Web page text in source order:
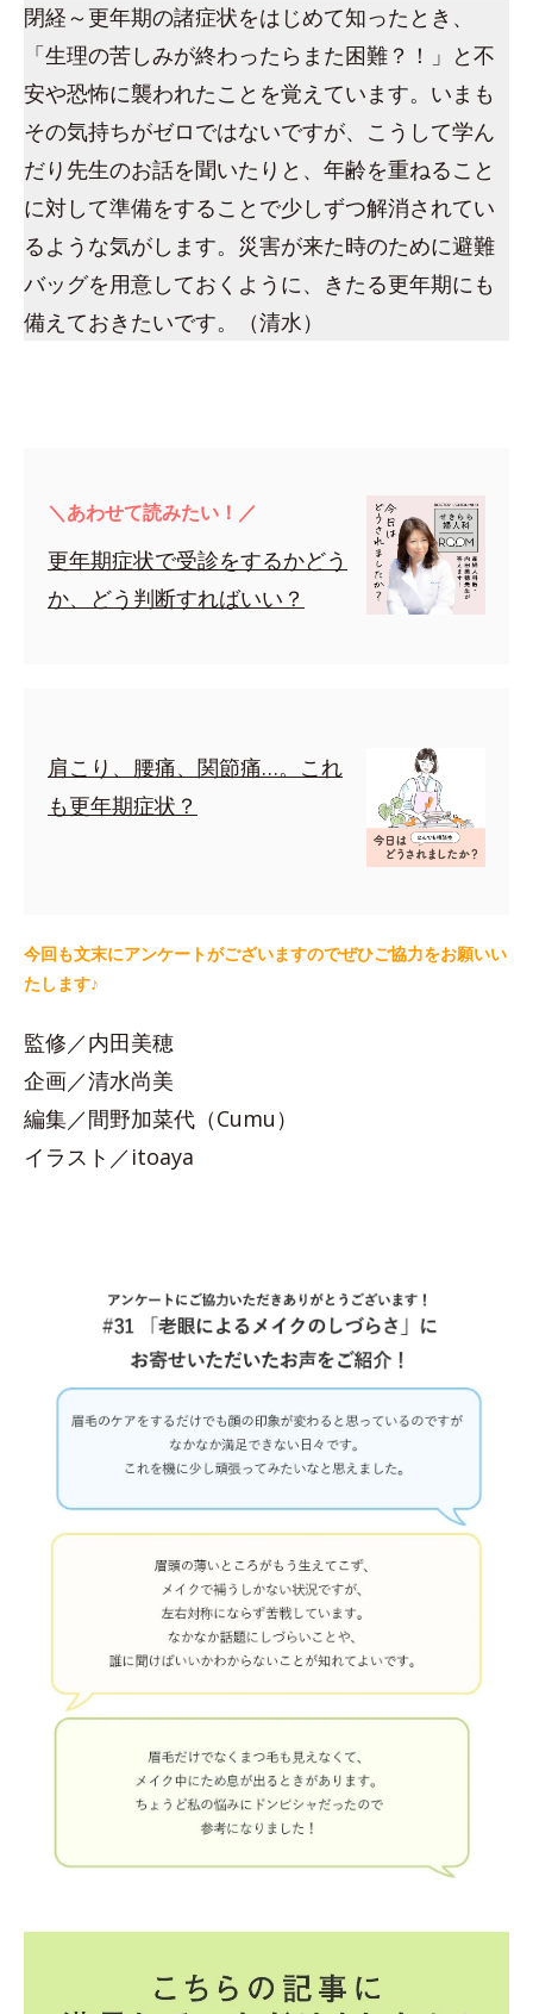
閉経～更年期の諸症状をはじめて知ったとき、
「生理の苦しみが終わったらまた困難？！」と不
安や恐怖に襲われたことを覚えています。いまも
その気持ちがゼロではないですが、こうして学ん
だり先生のお話を聞いたりと、年齢を重ねること
に対して準備をすることで少しずつ解消されてい
るような気がします。災害が来た時のために避難
バッグを用意しておくように、きたる更年期にも
備えておきたいです。（清水）
＼あわせて読みたい！／
更年期症状で受診をするかどう
か、どう判断すればいい？
肩こり、腰痛、関節痛…。これ
も更年期症状？
今回も文末にアンケートがございますのでぜひご協力をお願いい
たします♪
監修／内田美穂
企画／清水尚美
編集／間野加菜代（Cumu）
イラスト／itoaya